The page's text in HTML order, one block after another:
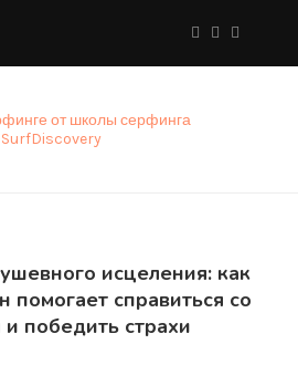
исцеления: как
помогает справиться со
и победить страхи